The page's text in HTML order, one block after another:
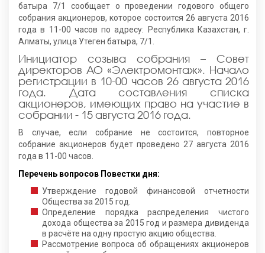
батыра 7/1 сообщает о проведении годового общего
собрания акционеров, которое состоится 26 августа 2016
года в 11-00 часов по адресу: Республика Казахстан, г.
Алматы, улица Утеген батыра, 7/1.
Инициатор созыва собрания – Совет
директоров АО «Электромонтаж». Начало
регистрации в 10-00 часов 26 августа 2016
года. Дата составления списка
акционеров, имеющих право на участие в
собрании - 15 августа 2016 года.
В случае, если собрание не состоится, повторное
собрание акционеров будет проведено 27 августа 2016
года в 11-00 часов.
Перечень вопросов Повестки дня:
Утверждение годовой финансовой отчетности
Общества за 2015 год.
Определение порядка распределения чистого
дохода общества за 2015 год и размера дивиденда
в расчёте на одну простую акцию общества.
Рассмотрение вопроса об обращениях акционеров